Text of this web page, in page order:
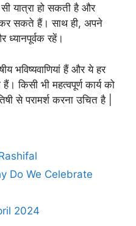
यात्रा हो सकती है और
कर सकते हैं। साथ ही, अपने
ध्यानपूर्वक रहें।
भविष्यवाणियां हैं और ये हर
किसी भी महत्वपूर्ण कार्य को
से परामर्श करना उचित है |
Do We Celebrate
2024